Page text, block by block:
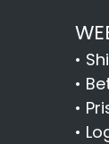
•
•
•
•